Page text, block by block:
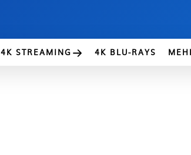
4K STREAMING 4K BLU-RAYS